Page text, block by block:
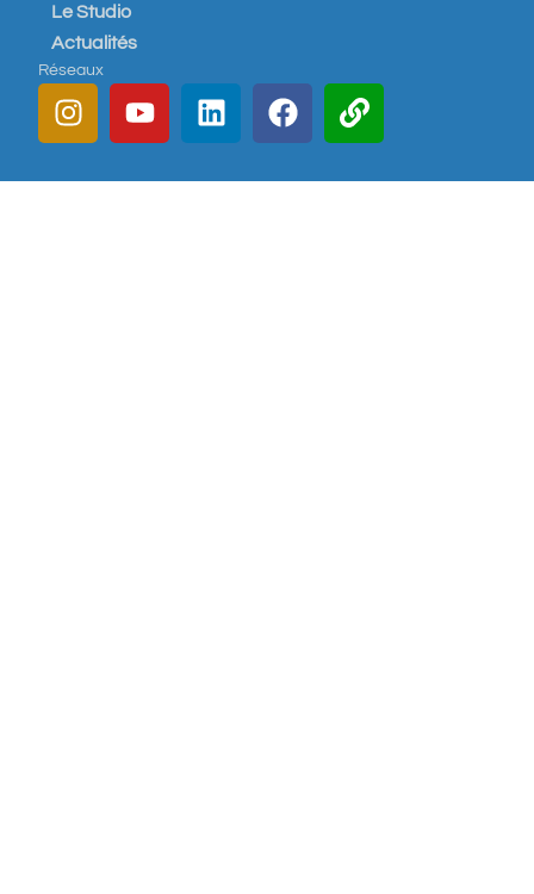
Le Studio
Actualités
Réseaux